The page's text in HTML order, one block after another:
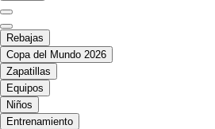
Rebajas
Copa del Mundo 2026
Zapatillas
Equipos
Niños
Entrenamiento